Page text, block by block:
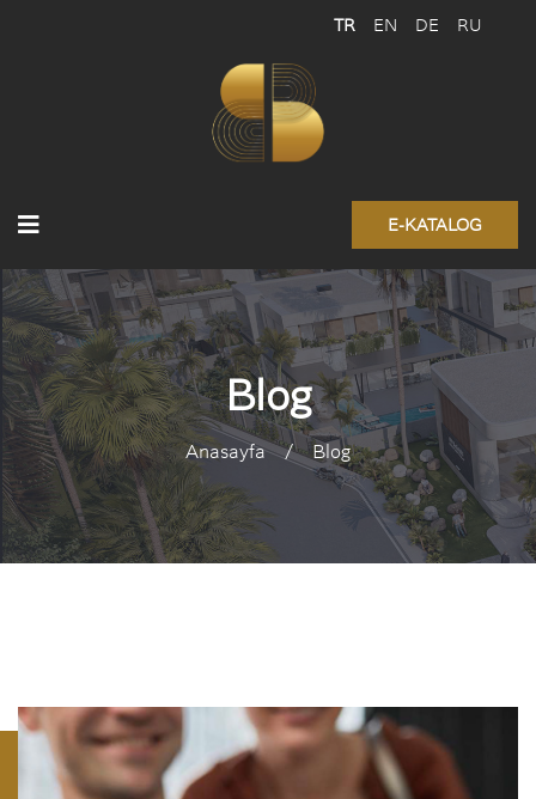
TR EN DE RU
E-KATALOG
Blog
Anasayfa / Blog